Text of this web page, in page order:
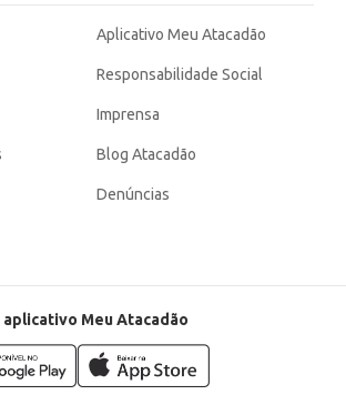
bom funcionamento de sua casa ou negócio.
Aplicativo Meu Atacadão
Responsabilidade Social
Imprensa
Blog Atacadão
Denúncias
aplicativo Meu Atacadão